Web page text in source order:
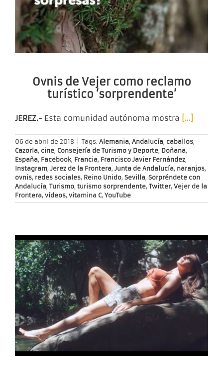
Ovnis de Vejer como reclamo
turístico ‘sorprendente’
JEREZ.- Esta comunidad autónoma mostra […]
06 de abril de 2018 Tags: Alemania, Andalucía, caballos,
Cazorla, cine, Consejería de Turismo y Deporte, Doñana,
España, Facebook, Francia, Francisco Javier Fernández,
Instagram, Jerez de la Frontera, Junta de Andalucía, naranjos,
ovnis, redes sociales, Reino Unido, Sevilla, Sorpréndete con
Andalucía, Turismo, turismo sorprendente, Twitter, Vejer de la
Frontera, vídeos, vitamina C, YouTube